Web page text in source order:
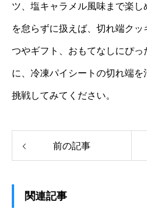
ツ、塩キャラメル風味まで楽
を怠らずに扱えば、切れ端ク
つやギフト、おもてなしにぴ
に、冷凍パイシートの切れ端
挑戦してみてください。
前の記事
関連記事